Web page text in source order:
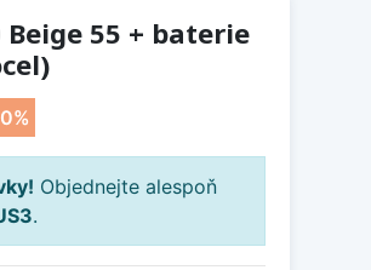
Beige 55 + baterie
Objednejte alespoň
.